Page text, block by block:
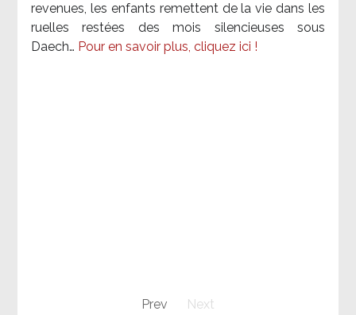
revenues, les enfants remettent de la vie dans les
ruelles restées des mois silencieuses sous
Daech… Pour en savoir plus, cliquez ici !
Prev Next